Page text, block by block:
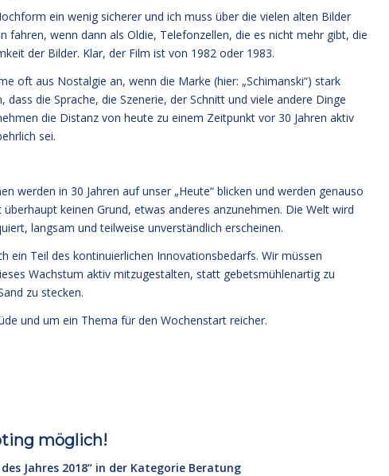
ein wenig sicherer und ich muss über die vielen alten Bilder
wenn dann als Oldie, Telefonzellen, die es nicht mehr gibt, die
der Bilder. Klar, der Film ist von 1982 oder 1983.
oft aus Nostalgie an, wenn die Marke (hier: „Schimanski“) stark
die Sprache, die Szenerie, der Schnitt und viele andere Dinge
die Distanz von heute zu einem Zeitpunkt vor 30 Jahren aktiv
sei.
werden in 30 Jahren auf unser „Heute“ blicken und werden genauso
keinen Grund, etwas anderes anzunehmen. Die Welt wird
langsam und teilweise unverständlich erscheinen.
ein Teil des kontinuierlichen Innovationsbedarfs. Wir müssen
Wachstum aktiv mitzugestalten, statt gebetsmühlenartig zu
zu stecken.
und um ein Thema für den Wochenstart reicher.
möglich!
Jahres 2018“ in der Kategorie Beratung